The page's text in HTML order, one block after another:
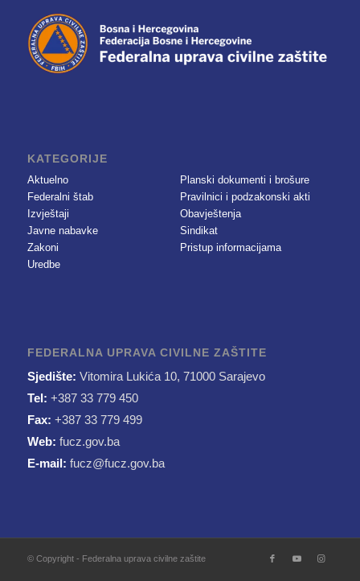
KATEGORIJE
Aktuelno
Federalni štab
Izvještaji
Javne nabavke
Zakoni
Uredbe
Planski dokumenti i brošure
Pravilnici i podzakonski akti
Obavještenja
Sindikat
Pristup informacijama
FEDERALNA UPRAVA CIVILNE ZAŠTITE
Sjedište: Vitomira Lukića 10, 71000 Sarajevo
Tel: +387 33 779 450
Fax: +387 33 779 499
Web: fucz.gov.ba
E-mail: fucz@fucz.gov.ba
© Copyright - Federalna uprava civilne zaštite